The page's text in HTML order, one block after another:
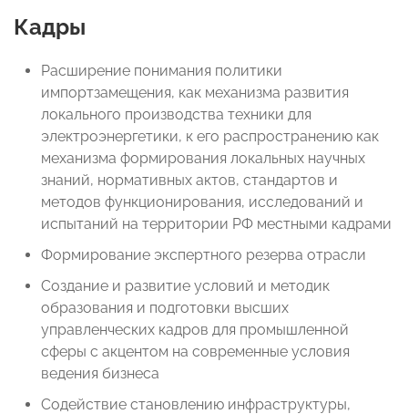
Кадры
Расширение понимания политики
импортзамещения, как механизма развития
локального производства техники для
электроэнергетики, к его распространению как
механизма формирования локальных научных
знаний, нормативных актов, стандартов и
методов функционирования, исследований и
испытаний на территории РФ местными кадрами
Формирование экспертного резерва отрасли
Создание и развитие условий и методик
образования и подготовки высших
управленческих кадров для промышленной
сферы с акцентом на современные условия
ведения бизнеса
Содействие становлению инфраструктуры,